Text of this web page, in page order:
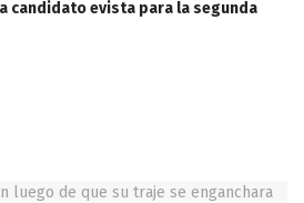
candidato evista para la segunda